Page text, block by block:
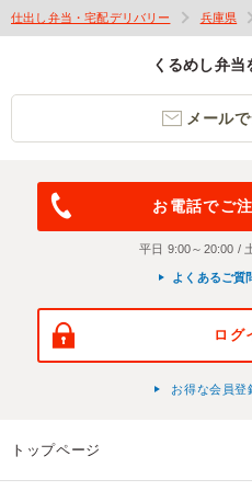
仕出し弁当・宅配デリバリー 兵庫県
くるめし弁当
メール
お電話でご
平日 9:00～20:00 /
よくあるご質
ログ
お得な会員登
トップページ